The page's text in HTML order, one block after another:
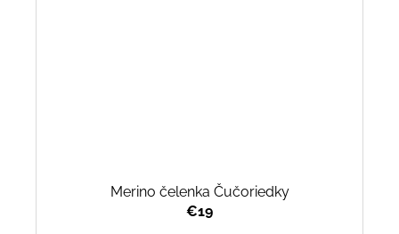
Merino čelenka Čučoriedky
€19